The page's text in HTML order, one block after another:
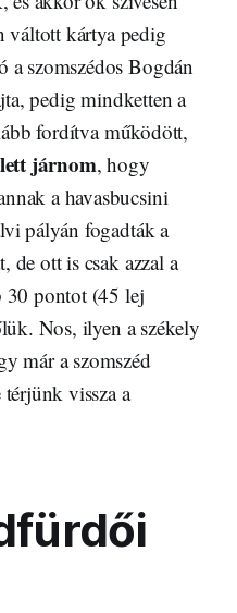
váltott kártya pedig
a szomszédos Bogdán
pedig mindketten a
fordítva működött,
járnom, hogy
a havasbucsini
pályán fogadták a
de ott is csak azzal a
30 pontot (45 lej
Nos, ilyen a székely
már a szomszéd
vissza a